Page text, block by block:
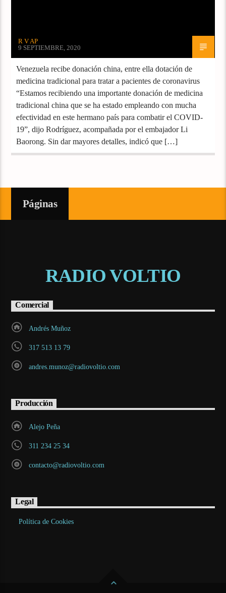
R V AP
9 SEPTIEMBRE, 2020
Venezuela recibe donación china, entre ella dotación de
medicina tradicional para tratar a pacientes de coronavirus
“Estamos recibiendo una importante donación de medicina
tradicional china que se ha estado empleando con mucha
efectividad en este hermano país para combatir el COVID-
19”, dijo Rodríguez, acompañada por el embajador Li
Baorong. Sin dar mayores detalles, indicó que […]
Páginas
RADIO VOLTIO
Comercial
Andrés Muñoz
317 513 13 79
andres.munoz@radiovoltio.com
Producción
Alejo Peña
311 234 25 34
contacto@radiovoltio.com
Legal
Política de Cookies